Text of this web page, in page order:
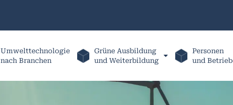
Umwelttechnologie
nach Branchen
Grüne Ausbildung
und Weiterbildung
Personen
und